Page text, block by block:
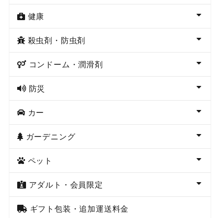
健康
殺虫剤・防虫剤
コンドーム・潤滑剤
防災
カー
ガーデニング
ペット
アダルト・会員限定
ギフト包装・追加運送料金